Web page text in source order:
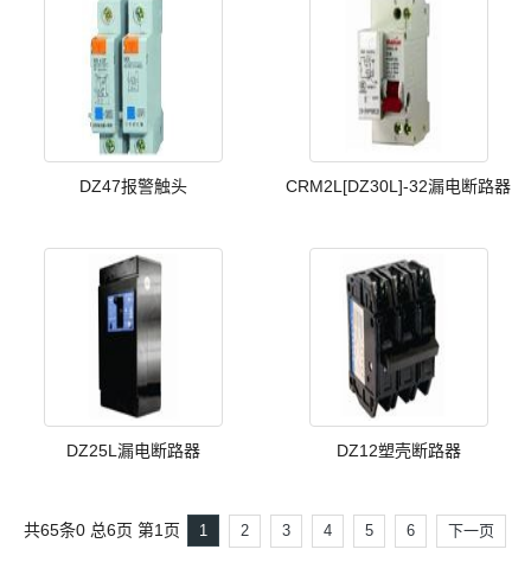
DZ47报警触头 CRM2L[DZ30L]-32漏电断路器
DZ25L漏电断路器 DZ12塑壳断路器
共65条0 总6页 第1页 1 2 3 4 5 6 下一页